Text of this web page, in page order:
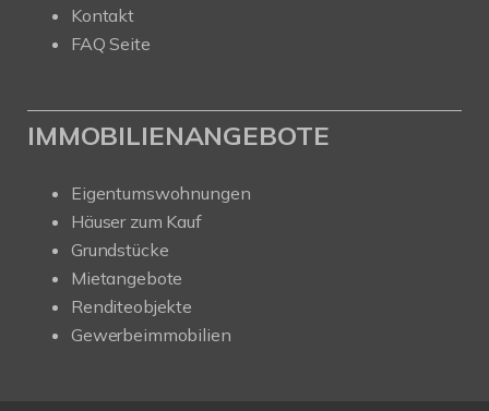
Kontakt
FAQ Seite
IMMOBILIENANGEBOTE
Eigentumswohnungen
Häuser zum Kauf
Grundstücke
Mietangebote
Renditeobjekte
Gewerbeimmobilien